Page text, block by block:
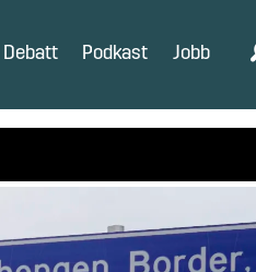
Debatt Podkast Jobb